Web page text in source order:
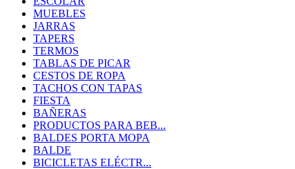
MUEBLES
JARRAS
TAPERS
TERMOS
TABLAS DE PICAR
CESTOS DE ROPA
TACHOS CON TAPAS
FIESTA
BAÑERAS
PRODUCTOS PARA BEB...
BALDES PORTA MOPA
BALDE
BICICLETAS ELÉCTR...